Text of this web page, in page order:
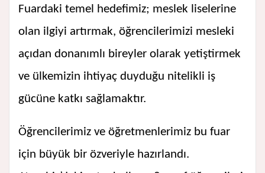
Fuardaki temel hedefimiz; meslek liselerine
olan ilgiyi artırmak, öğrencilerimizi mesleki
açıdan donanımlı bireyler olarak yetiştirmek
ve ülkemizin ihtiyaç duyduğu nitelikli iş
gücüne katkı sağlamaktır.
Öğrencilerimiz ve öğretmenlerimiz bu fuar
için büyük bir özveriyle hazırlandı.